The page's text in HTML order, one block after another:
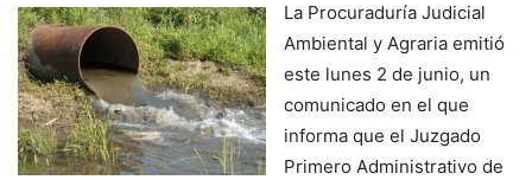
La Procuraduría Judicial
Ambiental y Agraria emitió
este lunes 2 de junio, un
comunicado en el que
informa que el Juzgado
Primero Administrativo de